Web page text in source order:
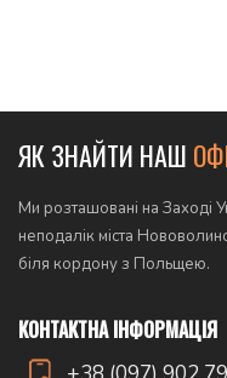
ЯК ЗНАЙТИ НАШ
Ми розташовані на Заході
неподалік міста
біля кордону з Польщею.
КОНТАКТНА ІНФОРМАЦІЯ